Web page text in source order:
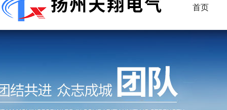
首页